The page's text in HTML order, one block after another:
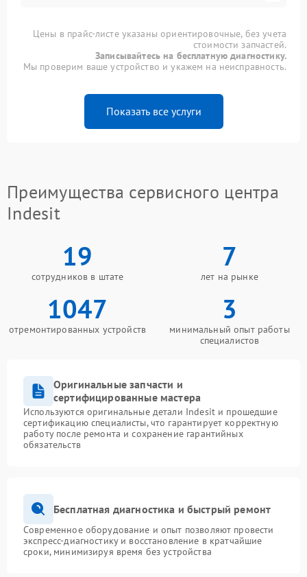
Цены в прайс-листе указаны ориентировочные, без учета
стоимости запчастей.
Записывайтесь на бесплатную диагностику.
Мы проверим ваше устройство и укажем на неисправность.
Показать все услуги
Преимущества сервисного центра
Indesit
19
сотрудников в штате
7
лет на рынке
1047
отремонтированных устройств
3
минимальный опыт работы
специалистов
Оригинальные запчасти и
сертифицированные мастера
Используются оригинальные детали Indesit и прошедшие
сертификацию специалисты, что гарантирует корректную
работу после ремонта и сохранение гарантийных
обязательств
Бесплатная диагностика и быстрый ремонт
Современное оборудование и опыт позволяют провести
экспресс-диагностику и восстановление в кратчайшие
сроки, минимизируя время без устройства